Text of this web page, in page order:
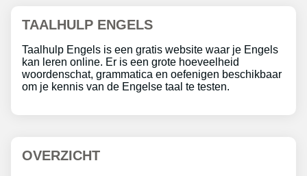
TAALHULP ENGELS
Taalhulp Engels is een gratis website waar je Engels
kan leren online. Er is een grote hoeveelheid
woordenschat, grammatica en oefenigen beschikbaar
om je kennis van de Engelse taal te testen.
OVERZICHT